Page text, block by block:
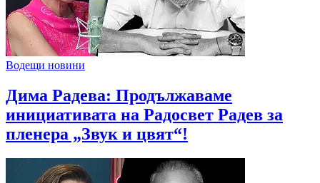
Водещи новини
Дима Радева: Продължаваме
инициативата на Радосвет Радев за
пленера „Звук и цвят“!